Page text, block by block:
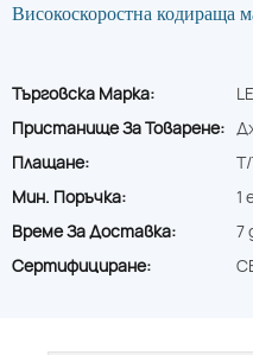
Високоскоростна
Търговска Марка:
Пристанище За Товарене:
Плащане:
Мин. Поръчка:
1
Време За Доставка:
7
Сертифициране: